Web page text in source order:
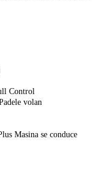
Control
volan
Masina se conduce